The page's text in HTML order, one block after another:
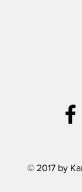
© 2017 by